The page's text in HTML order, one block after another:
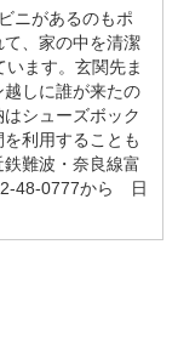
ニがあるのもポ
、家の中を清潔
ます。玄関先ま
しに誰が来たの
シューズボック
利用することも
難波・奈良線富
48-0777から 日